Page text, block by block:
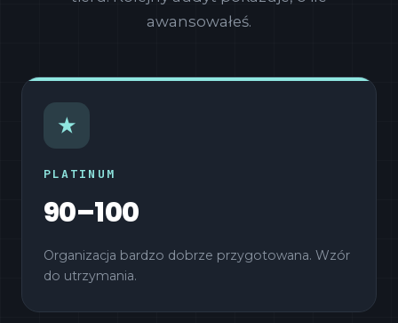
awansowałeś.
★
PLATINUM
90–100
Organizacja bardzo dobrze przygotowana. Wzór
do utrzymania.